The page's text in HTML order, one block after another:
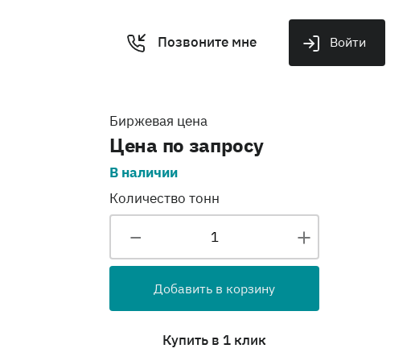
Позвоните мне Войти
Биржевая цена
Цена по запросу
В наличии
Количество тонн
Добавить в корзину
Купить в 1 клик